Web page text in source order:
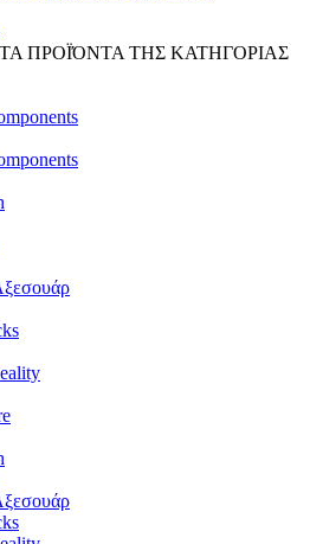
ΠΡΟΪΌΝΤΑ ΤΗΣ ΚΑΤΗΓΟΡΙΑΣ